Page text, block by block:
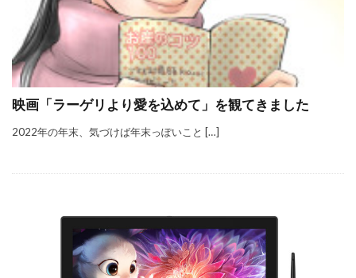
映画「ラーゲリより愛を込めて」を観てきました
2022年の年末、気づけば年末っぽいこと […]